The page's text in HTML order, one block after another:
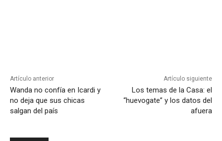
Artículo anterior
Wanda no confía en Icardi y
no deja que sus chicas
salgan del país
Artículo siguiente
Los temas de la Casa: el
“huevogate” y los datos del
afuera